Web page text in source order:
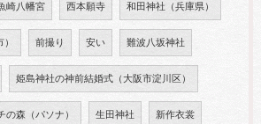
崎八幡宮 西本願寺 和田神社（兵庫県）
前撮り 安い 難波八坂神社
姫島神社の神前結婚式（大阪市淀川区）
の森（パソナ） 生田神社 新作衣裳